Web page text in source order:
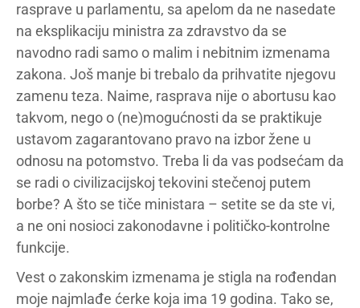
rasprave u parlamentu, sa apelom da ne nasedate
na eksplikaciju ministra za zdravstvo da se
navodno radi samo o malim i nebitnim izmenama
zakona. Još manje bi trebalo da prihvatite njegovu
zamenu teza. Naime, rasprava nije o abortusu kao
takvom, nego o (ne)mogućnosti da se praktikuje
ustavom zagarantovano pravo na izbor žene u
odnosu na potomstvo. Treba li da vas podsećam da
se radi o civilizacijskoj tekovini stečenoj putem
borbe? A što se tiče ministara – setite se da ste vi,
a ne oni nosioci zakonodavne i političko-kontrolne
funkcije.
Vest o zakonskim izmenama je stigla na rođendan
moje najmlađe ćerke koja ima 19 godina. Tako se,